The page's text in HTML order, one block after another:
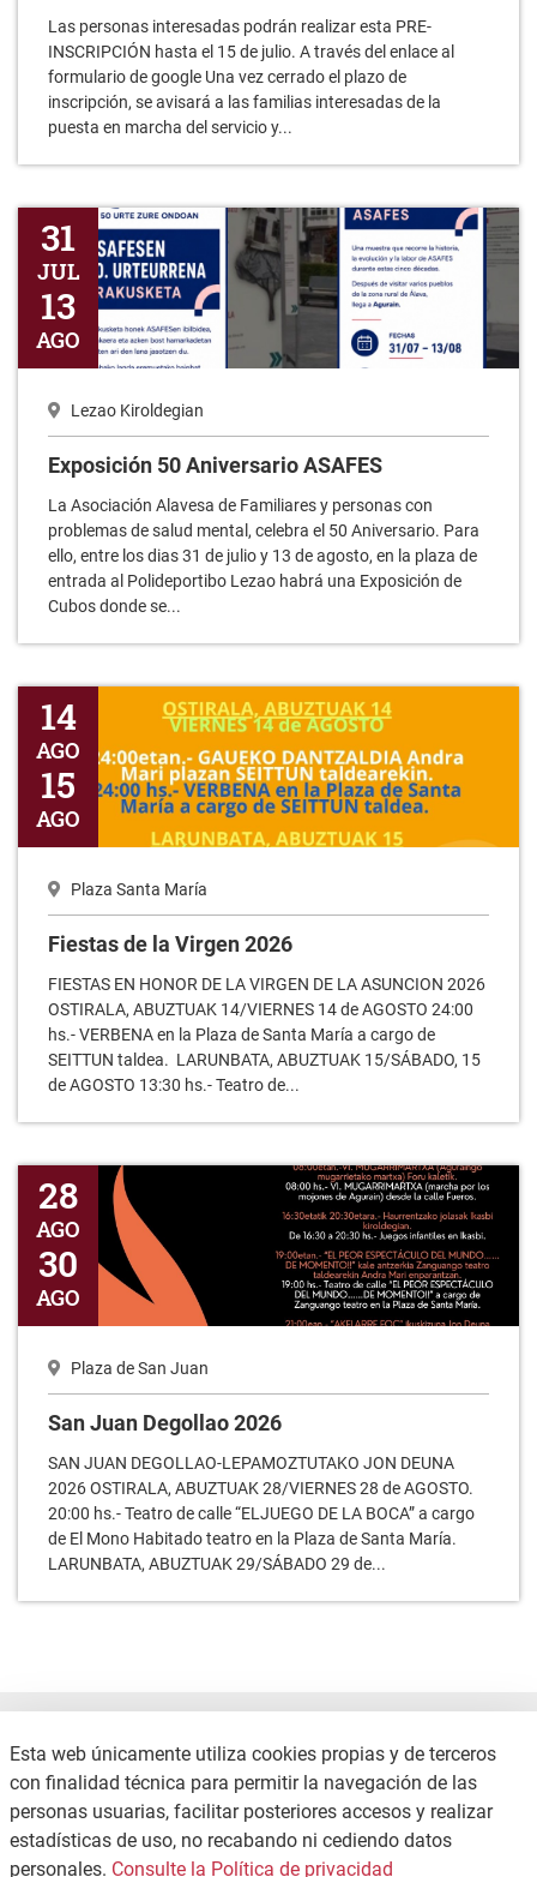
inscripción, se avisará a las familias interesadas de la
puesta en marcha del servicio y...
31
JUL
13
AGO
Lezao Kiroldegian
Exposición 50 Aniversario ASAFES
La Asociación Alavesa de Familiares y personas con
problemas de salud mental, celebra el 50 Aniversario. Para
entrada al Polideportibo Lezao habrá una Exposición de
Cubos donde se...
14
AGO
15
AGO
Plaza Santa María
Fiestas de la Virgen 2026
FIESTAS EN HONOR DE LA VIRGEN DE LA ASUNCION 2026
OSTIRALA, ABUZTUAK 14/VIERNES 14 de AGOSTO 24:00
SEITTUN taldea. LARUNBATA, ABUZTUAK 15/SÁBADO, 15
de AGOSTO 13:30 hs.- Teatro de...
28
AGO
30
AGO
Plaza de San Juan
San Juan Degollao 2026
SAN JUAN DEGOLLAO-LEPAMOZTUTAKO JON DEUNA
2026 OSTIRALA, ABUZTUAK 28/VIERNES 28 de AGOSTO.
de El Mono Habitado teatro en la Plaza de Santa María.
LARUNBATA, ABUZTUAK 29/SÁBADO 29 de...
CONTACTO
POLÍTICA DE PRIVACIDAD
MAPA WEB
Copyright © 2026 / Excmo. agurain | Todos los derechos reservados.
Esta web únicamente utiliza cookies propias y de terceros
con finalidad técnica para permitir la navegación de las
personas usuarias, facilitar posteriores accesos y realizar
estadísticas de uso, no recabando ni cediendo datos
personales. Consulte la Política de privacidad